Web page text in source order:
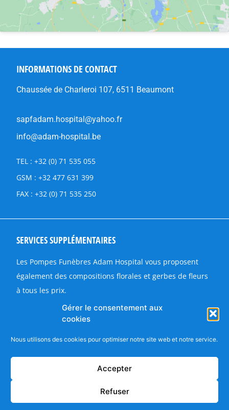
Gérer le consentement aux
cookies
Nous utilisons des cookies pour optimiser notre site web et notre service.
Accepter
Refuser
INFORMATIONS DE CONTACT
Chaussée de Charleroi 107, 6511 Beaumont
sapfadam.hospital@yahoo.fr
info@adam-hospital.be
TEL : +32 (0) 71 535 055
GSM : +32 477 631 399
FAX : +32 (0) 71 535 250
SERVICES SUPPLÉMENTAIRES
Les Pompes Funèbres Adam Hospital vous proposent
également des compositions florales et gerbes de fleurs
à tous les prix.
Fleurs en soie
Fleurs naturelles (sur commande)